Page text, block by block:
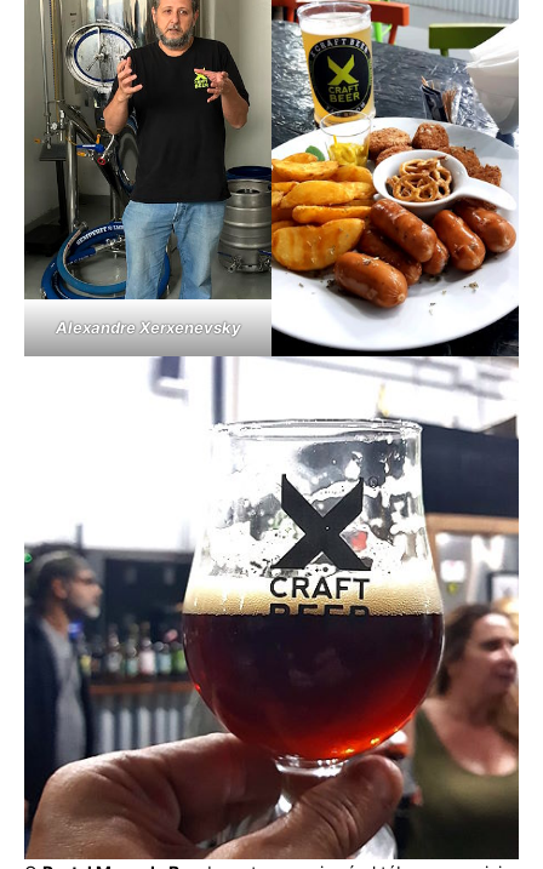
Alexandre Xerxenevsky